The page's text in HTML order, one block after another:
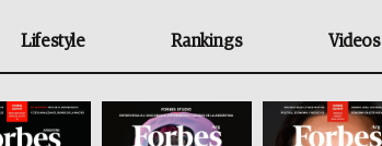
Lifestyle Rankings Videos